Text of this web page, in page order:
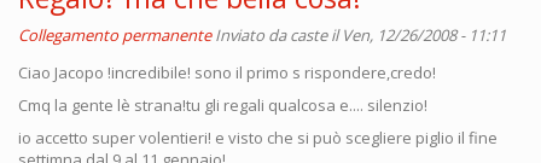
Collegamento permanente Inviato dacasteil Ven, 12/26/2008 - 11:11
Ciao Jacopo !incredibile! sono il primo s rispondere,credo!
Cmq la gente lè strana!tu gli regali qualcosa e.... silenzio!
io accetto super volentieri! e visto che si può scegliere piglio il fine